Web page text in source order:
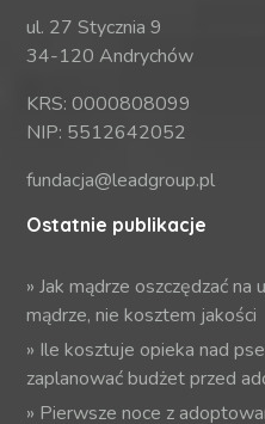
ul. 27 Stycznia 9
34-120 Andrychów
KRS: 0000808099
NIP: 5512642052
fundacja@leadgroup.pl
Ostatnie publikacje
»Jak mądrze oszczędzać
mądrze, nie kosztem jakości
» Ile kosztuje opieka nad
zaplanować budżet przed
» Pierwsze noce z